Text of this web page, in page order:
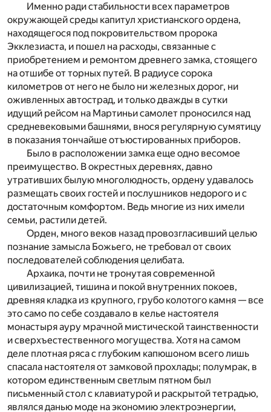
Именно ради стабильности всех параметров
окружающей среды капитул христианского ордена,
находящегося под покровительством пророка
Экклезиаста, и пошел на расходы, связанные с
приобретением и ремонтом древнего замка, стоящего
на отшибе от торных путей. В радиусе сорока
километров от него не было ни железных дорог, ни
оживленных автострад, и только дважды в сутки
идущий рейсом на Мартиньи самолет проносился над
средневековыми башнями, внося регулярную сумятицу
в показания тончайше отъюстированных приборов.
Было в расположении замка еще одно весомое
преимущество. В окрестных деревнях, давно
утративших былую многолюдность, ордену удавалось
размещать своих гостей и послушников недорого и с
достаточным комфортом. Ведь многие из них имели
семьи, растили детей.
Орден, много веков назад провозгласивший целью
познание замысла Божьего, не требовал от своих
последователей соблюдения целибата.
Архаика, почти не тронутая современной
цивилизацией, тишина и покой внутренних покоев,
древняя кладка из крупного, грубо колотого камня — все
это само по себе создавало в келье настоятеля
монастыря ауру мрачной мистической таинственности
и сверхъестественного могущества. Хотя на самом
деле плотная ряса с глубоким капюшоном всего лишь
спасала настоятеля от замковой прохлады; полумрак, в
котором единственным светлым пятном был
письменный стол с клавиатурой и раскрытой тетрадью,
являлся данью моде на экономию электроэнергии,